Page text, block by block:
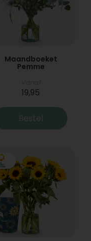
Maandboeket
Pemme
19,95
Bestel